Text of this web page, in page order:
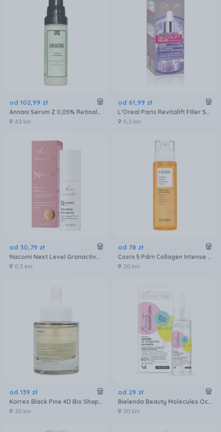
od 102,99 zł
Annani Serum Z 0,05% Retinalem Do Twarzy 30ml
43 km
od 61,99 zł
L'Oreal Paris Revitalift Filler Serum przeciwzmarszczkowe do twarzy z 1,5% czystego kwasu hialuronowego 30ml
0,3 km
od 30,79 zł
Nacomi Next Level Granactive Retinoid 4% Serum do twarzy 30ml
0,5 km
od 78 zł
Cosrx 5 Pdrn Collagen Intense Vitalizing Serum Kolagenowe Rewitalizujące 100Ml
20 km
od 139 zł
Korres Black Pine 4D Bio Shapelift Ujędrniające Serum Do Twarzy Na Noc 30 ml
20 km
od 29 zł
Bielenda Beauty Molecules Ochronne Ultralekkie Serum W Kroplach Spf50 Do Każdego Rodzaju Cery 30 ml
20 km